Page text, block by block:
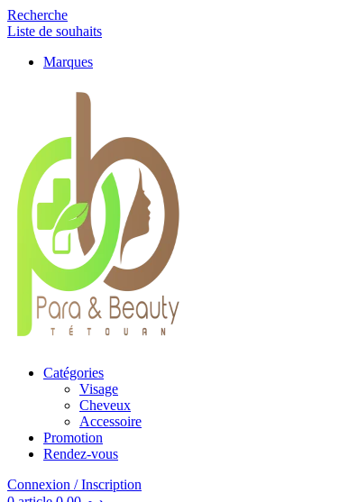
Recherche
Liste de souhaits
Marques
Catégories
Visage
Cheveux
Accessoire
Promotion
Rendez-vous
Connexion / Inscription